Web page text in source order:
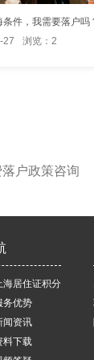
件，我需要落户吗
27 浏览：2
落户政策咨询
海居住证积分
务优势
闻资讯
料下载